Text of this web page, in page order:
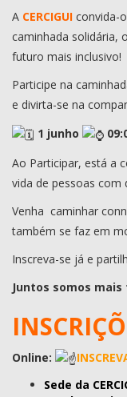
A CERCIGUI convida-
caminhada solidária,
futuro mais inclusivo!
Participe na
e divirta-se na
1 junho
Ao Participar, está a
vida de pessoas com
Venha caminhar
também se faz em
Inscreva-se já e
Juntos somos
Online:
Sede da